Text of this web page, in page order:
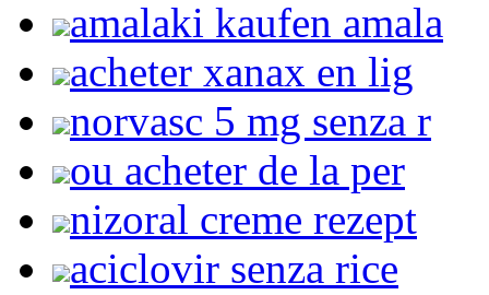
amalaki kaufen amala
acheter xanax en lig
norvasc 5 mg senza r
ou acheter de la per
nizoral creme rezept
aciclovir senza rice